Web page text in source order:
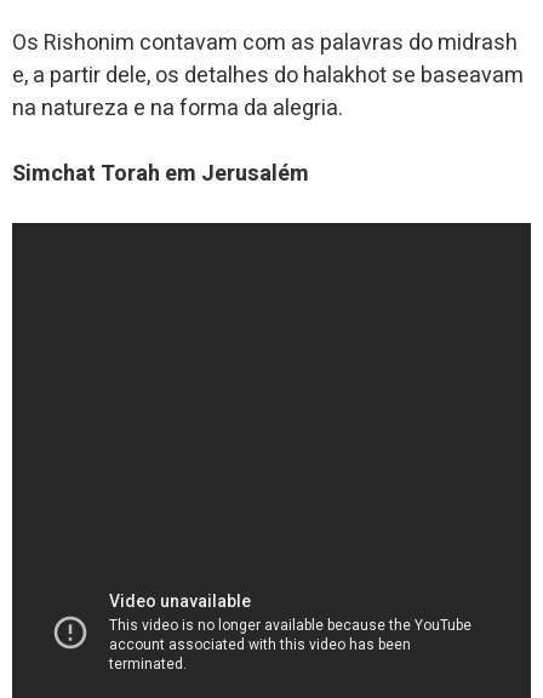
Os Rishonim contavam com as palavras do midrash
e, a partir dele, os detalhes do halakhot se baseavam
na natureza e na forma da alegria.
Simchat Torah em Jerusalém